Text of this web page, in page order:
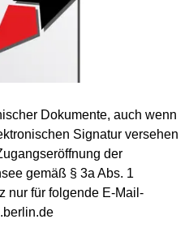
Dokumente, auch wenn
Signatur versehen
der
gemäß § 3a Abs. 1
nur für folgende E-Mail-